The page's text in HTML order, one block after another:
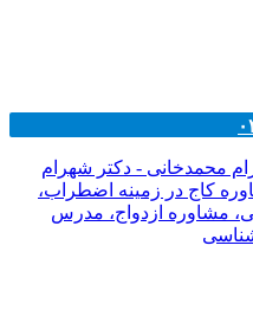
محمدخانی - دکتر شهرام
کاج در زمینه اضطراب،
مشاوره ازدواج، مدرس